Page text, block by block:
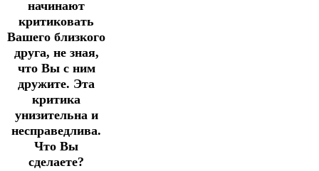
начинают
критиковать
Вашего близкого
друга, не зная,
что Вы с ним
дружите. Эта
критика
унизительна и
несправедлива.
Что Вы
сделаете?